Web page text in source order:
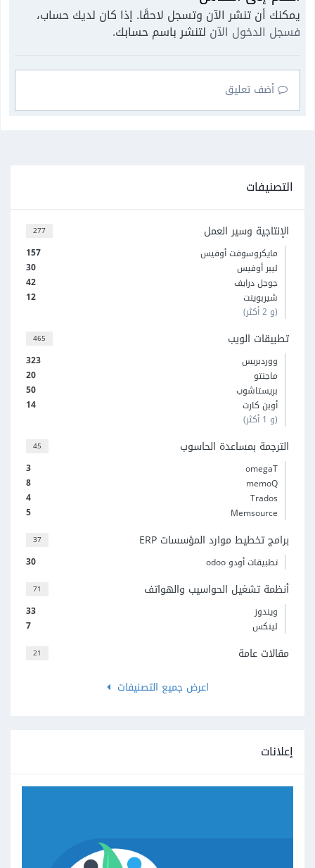
يمكنك أن تنشر الآن وتسجل لاحقًا. إذا كان لديك حساب،
فسجل الدخول الآن لتنشر باسم حسابك.
أضف تعليق
التصنيفات
277 الإنتاجية وسير العمل
157
مايكروسوفت أوفيس
30
ليبر أوفيس
42
جوجل درايف
12
شيربوينت
(و 2 أكثر)
465 تطبيقات الويب
323
ووردبريس
20
ماجنتو
50
بريستاشوب
14
أوبن كارت
(و 1 أكثر)
45 الترجمة بمساعدة الحاسوب
3
omegaT
8
memoQ
4
Trados
5
Memsource
37 برامج تخطيط موارد المؤسسات ERP
30 تطبيقات أودو odoo
71 أنظمة تشغيل الحواسيب والهواتف
33
ويندوز
7
لينكس
21
مقالات عامة
اعرض جميع التصنيفات
إعلانات